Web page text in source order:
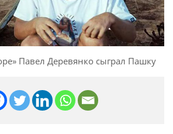
Павел Деревянко сыграл Пашку